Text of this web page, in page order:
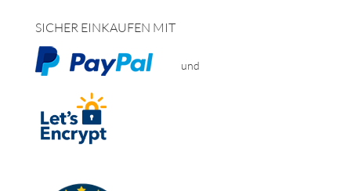
SICHER EINKAUFEN MIT
und